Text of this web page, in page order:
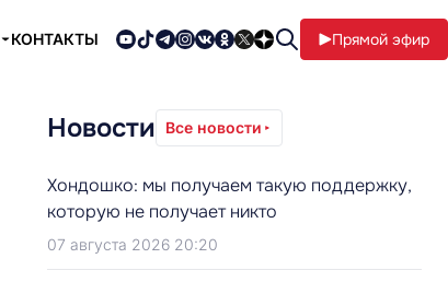
КОНТАКТЫ Прямой эфир
Новости Все новости
Хондошко: мы получаем такую поддержку,
которую не получает никто
07 августа 2026 20:20